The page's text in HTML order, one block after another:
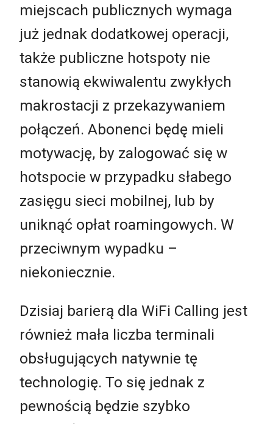
miejscach publicznych wymaga
już jednak dodatkowej operacji,
także publiczne hotspoty nie
stanowią ekwiwalentu zwykłych
makrostacji z przekazywaniem
połączeń. Abonenci będę mieli
motywację, by zalogować się w
hotspocie w przypadku słabego
zasięgu sieci mobilnej, lub by
uniknąć opłat roamingowych. W
przeciwnym wypadku –
niekoniecznie.
Dzisiaj barierą dla WiFi Calling jest
również mała liczba terminali
obsługujących natywnie tę
technologię. To się jednak z
pewnością będzie szybko